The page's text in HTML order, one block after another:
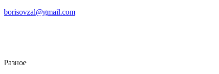
borisovzal@gmail.com
Разное